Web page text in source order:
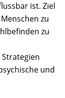
ist. Ziel
zu
zu
und